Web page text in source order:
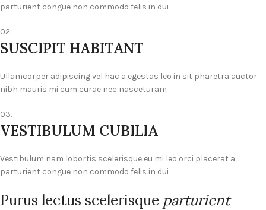
parturient congue non commodo felis in dui
02.
SUSCIPIT HABITANT
Ullamcorper adipiscing vel hac a egestas leo in sit pharetra auctor
nibh mauris mi cum curae nec nasceturam
03.
VESTIBULUM CUBILIA
Vestibulum nam lobortis scelerisque eu mi leo orci placerat a
parturient congue non commodo felis in dui
Purus lectus scelerisque parturient